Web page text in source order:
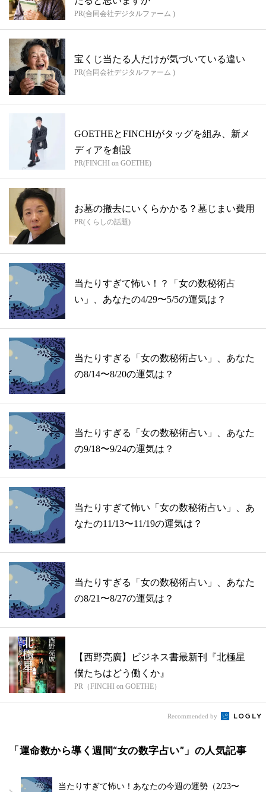
PR(合同会社デジタルファーム )
宝くじ当たる人だけが気づいている違い
PR(合同会社デジタルファーム )
GOETHEとFINCHIがタッグを組み、新メ
ディアを創設
PR(FINCHI on GOETHE)
お墓の撤去にいくらかかる？墓じまい費用
PR(くらしの話題)
当たりすぎて怖い！？「女の数秘術占
い」、あなたの4/29〜5/5の運気は？
当たりすぎる「女の数秘術占い」、あなた
の8/14〜8/20の運気は？
当たりすぎる「女の数秘術占い」、あなた
の9/18〜9/24の運気は？
当たりすぎて怖い「女の数秘術占い」、あ
なたの11/13〜11/19の運気は？
当たりすぎる「女の数秘術占い」、あなた
の8/21〜8/27の運気は？
【西野亮廣】ビジネス書最新刊『北極星
僕たちはどう働くか』
PR（FINCHI on GOETHE）
Recommended by
「運命数から導く週間“女の数字占い”」の人気記事
当たりすぎて怖い！あなたの今週の運勢（2/23〜